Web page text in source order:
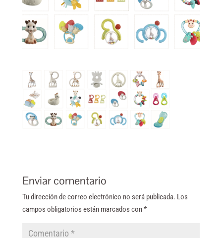
Enviar comentario
Tu dirección de correo electrónico no será publicada. Los
campos obligatorios están marcados con*